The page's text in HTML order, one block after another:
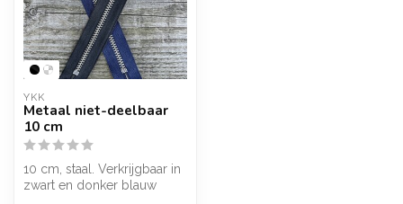
YKK
Metaal niet-deelbaar
10 cm
10 cm, staal. Verkrijgbaar in
zwart en donker blauw